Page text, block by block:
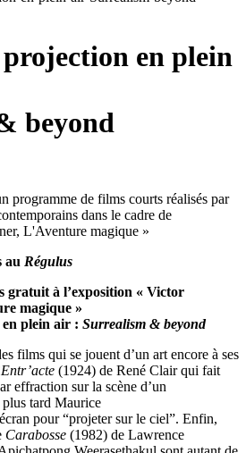
en plein
beyond
programme de films courts réalisés par
dans le cadre de
L'Aventure magique »
au Régulus
gratuit à l’exposition « Victor
magique »
plein air : Surrealism & beyond
films qui se jouent d’un art encore à ses
Entr’acte (1924) de René Clair qui fait
effraction sur la scène d’un
tard Maurice
pour “projeter sur le ciel”. Enfin,
Carabosse (1982) de Lawrence